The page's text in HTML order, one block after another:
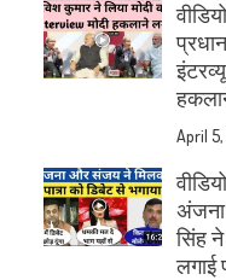
April
सिंह
लगाई